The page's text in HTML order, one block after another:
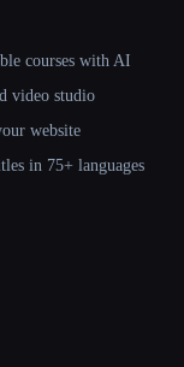
courses with AI
video studio
website
in 75+ languages